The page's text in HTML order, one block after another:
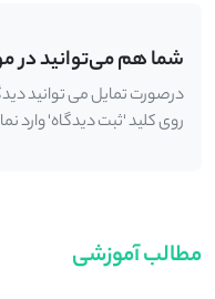
شما هم می‌توانید در
درصورت تمایل می توانید
روی کلید 'ثبت دیدگاه' وارد
مطالب آموزشی